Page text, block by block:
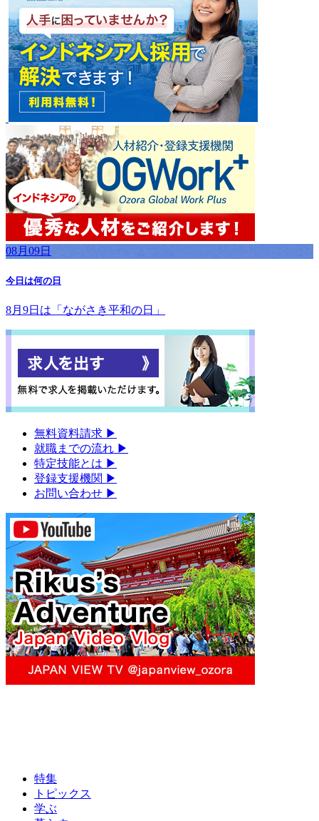
08月09日
今日は何の日
8月9日は「ながさき平和の日」
無料資料請求 ▶︎
就職までの流れ ▶︎
特定技能とは ▶︎
登録支援機関 ▶︎
お問い合わせ ▶︎
特集
トピックス
学ぶ